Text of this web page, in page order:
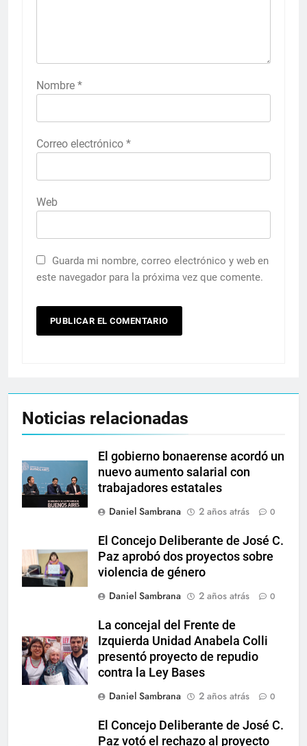
Nombre *
Correo electrónico *
Web
Guarda mi nombre, correo electrónico y web en
este navegador para la próxima vez que comente.
Noticias relacionadas
El gobierno bonaerense acordó un
nuevo aumento salarial con
trabajadores estatales
Daniel Sambrana
2 años atrás 0
El Concejo Deliberante de José C.
Paz aprobó dos proyectos sobre
violencia de género
Daniel Sambrana
2 años atrás 0
La concejal del Frente de
Izquierda Unidad Anabela Colli
presentó proyecto de repudio
contra la Ley Bases
Daniel Sambrana
2 años atrás 0
El Concejo Deliberante de José C.
Paz votó el rechazo al proyecto